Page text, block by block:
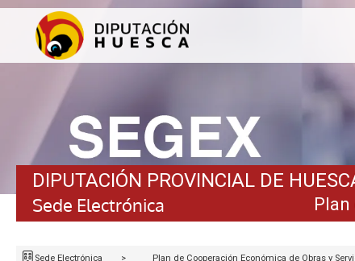
Sede Electrónica
DIPUTACIÓN PROVINCIAL DE
Sede Electrónica > Plan de Cooperación Económica de Obras y